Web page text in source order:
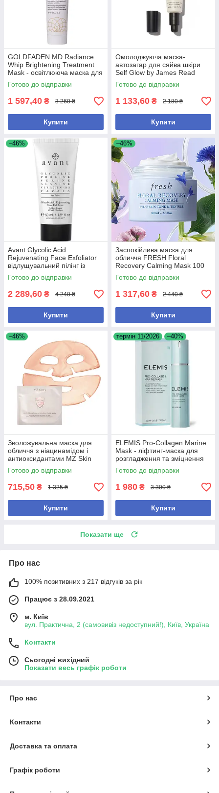
GOLDFADEN MD Radiance
Whip Brightening Treatment
Mask - освітлююча маска для
сяйва шкіри
Готово до відправки
1 597,40 ₴ 3 260 ₴
Купити
Омолоджуюча маска-
автозагар для сяйва шкіри
Self Glow by James Read
Break of Dawn, 60 мл
Готово до відправки
1 133,60 ₴ 2 180 ₴
Купити
–46%
Avant Glycolic Acid
Rejuvenating Face Exfoliator
відлущувальний пілінг із
гліколевою кислотою
Готово до відправки
2 289,60 ₴ 4 240 ₴
Купити
–46%
Заспокійлива маска для
обличчя FRESH Floral
Recovery Calming Mask 100
мл
Готово до відправки
1 317,60 ₴ 2 440 ₴
Купити
–46%
Зволожувальна маска для
обличчя з ніацинамідом і
антиоксидантами MZ Skin
Anti-Pollution Hydrating Face
Mask
Готово до відправки
715,50 ₴ 1 325 ₴
Купити
термін 11/2026 –40%
ELEMIS Pro-Collagen Marine
Mask - ліфтинг-маска для
розгладження та зміцнення
шкіри
Готово до відправки
1 980 ₴ 3 300 ₴
Купити
Показати ще
Про нас
100% позитивних з 217 відгуків за рік
Працює з 28.09.2021
м. Київ
вул. Практична, 2 (самовивіз недоступний!), Київ, Україна
Контакти
Сьогодні вихідний
Показати весь графік роботи
Про нас
Контакти
Доставка та оплата
Графік роботи